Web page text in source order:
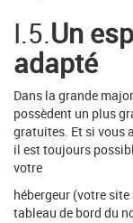
I.5.Un
adapté
Dans la grande
possèdent un plus
gratuites. Et si vous
il est toujours
votre
hébergeur (votre
tableau de bord du